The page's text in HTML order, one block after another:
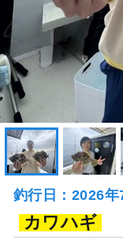
釣行日：2026
カワハギ